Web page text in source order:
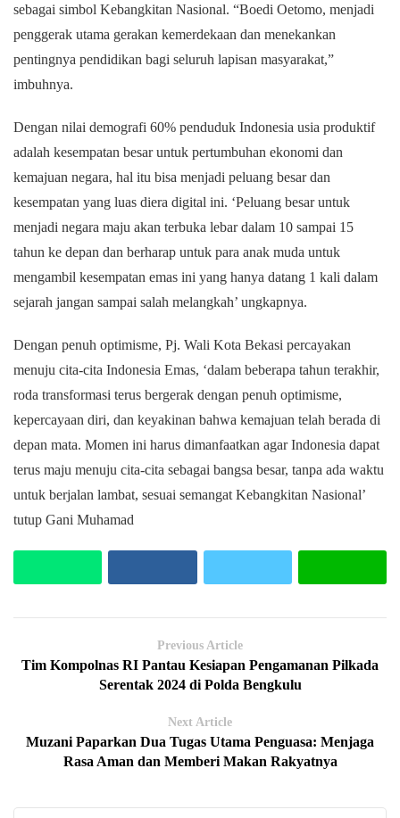
sebagai simbol Kebangkitan Nasional. “Boedi Oetomo, menjadi
penggerak utama gerakan kemerdekaan dan menekankan
pentingnya pendidikan bagi seluruh lapisan masyarakat,”
imbuhnya.
Dengan nilai demografi 60% penduduk Indonesia usia produktif
adalah kesempatan besar untuk pertumbuhan ekonomi dan
kemajuan negara, hal itu bisa menjadi peluang besar dan
kesempatan yang luas diera digital ini. ‘Peluang besar untuk
menjadi negara maju akan terbuka lebar dalam 10 sampai 15
tahun ke depan dan berharap untuk para anak muda untuk
mengambil kesempatan emas ini yang hanya datang 1 kali dalam
sejarah jangan sampai salah melangkah’ ungkapnya.
Dengan penuh optimisme, Pj. Wali Kota Bekasi percayakan
menuju cita-cita Indonesia Emas, ‘dalam beberapa tahun terakhir,
roda transformasi terus bergerak dengan penuh optimisme,
kepercayaan diri, dan keyakinan bahwa kemajuan telah berada di
depan mata. Momen ini harus dimanfaatkan agar Indonesia dapat
terus maju menuju cita-cita sebagai bangsa besar, tanpa ada waktu
untuk berjalan lambat, sesuai semangat Kebangkitan Nasional’
tutup Gani Muhamad
Previous Article
Tim Kompolnas RI Pantau Kesiapan Pengamanan Pilkada
Serentak 2024 di Polda Bengkulu
Next Article
Muzani Paparkan Dua Tugas Utama Penguasa: Menjaga
Rasa Aman dan Memberi Makan Rakyatnya